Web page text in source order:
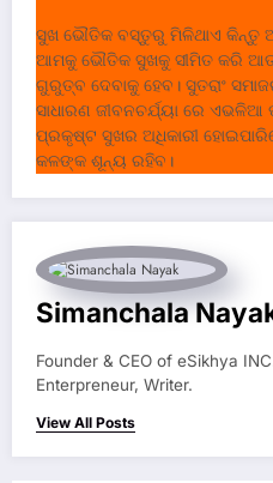
ସୁଖ ଭୌତିକ ବସ୍ତୁରୁ ମିଳିଥାଏ କିନ୍ତୁ
ଆମକୁ ଭୌତିକ ସୁଖକୁ ସୀମିତ କରି
ଗୁରୁତ୍ବ ଦେବାକୁ ହେବ। ସୁତରାଂ
ସାଧାରଣ ଜୀବନଚର୍ଯ୍ୟା ରେ
ପ୍ରକୃଷ୍ଟ ସୁଖର ଅଧିକାରୀ
କଳଙ୍କ ଶୂନ୍ୟ ରହିବ।
Simanchala
Founder & CEO of eSikhya
Enterpreneur, Writer.
View All Posts